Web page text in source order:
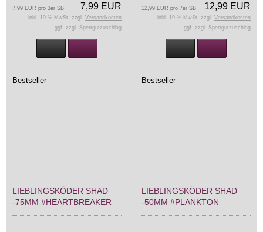
7,99 EUR
7,99 EUR pro 3er SB
inkl. 19 % MwSt. zzgl. Versandkosten
ggf. zzgl. Sperrgutzuschlag
12,99 EUR
12,99 EUR pro 7er SB
inkl. 19 % MwSt. zzgl. Versandkosten
ggf. zzgl. Sperrgutzuschlag
Bestseller
LIEBLINGSKÖDER SHAD
-75MM #HEARTBREAKER
Bestseller
LIEBLINGSKÖDER SHAD
-50MM #PLANKTON